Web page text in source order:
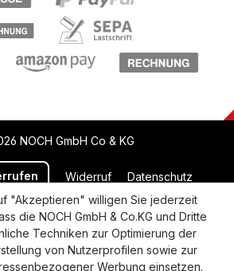
NOCH GmbH Co & KG
Widerruf Datenschutz
Zahlung AGB
Impressum
Barrierefreiheitserklärung
"Akzeptieren" willigen Sie jederzeit
die NOCH GmbH & Co.KG und Dritte
Techniken zur Optimierung der
von Nutzerprofilen sowie zur
Werbung einsetzen.